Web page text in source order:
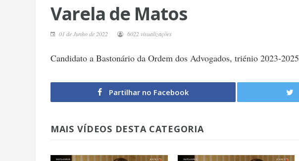
Varela de Matos
01 de Junho de 2022 6022 visualizações
Candidato a Bastonário da Ordem dos Advogados, triénio 2023-2025
Partilhar no Facebook
MAIS VÍDEOS DESTA CATEGORIA